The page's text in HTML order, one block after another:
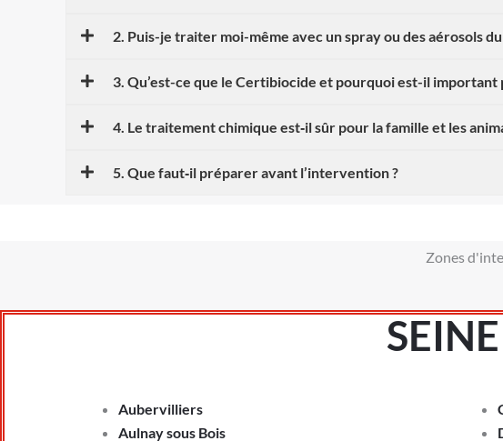
2. Puis-je traiter moi-même avec un spray ou des aérosols
3. Qu’est-ce que le Certibiocide et pourquoi est-il important
4. Le traitement chimique est‑il sûr pour la famille et les
5. Que faut‑il préparer avant l’intervention ?
Zones
Aubervilliers
Aulnay sous Bois